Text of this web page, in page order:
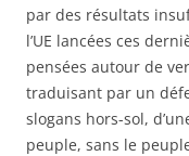
par des résultats
l’UE lancées ces
pensées autour de
traduisant par un
slogans hors-sol,
peuple, sans le